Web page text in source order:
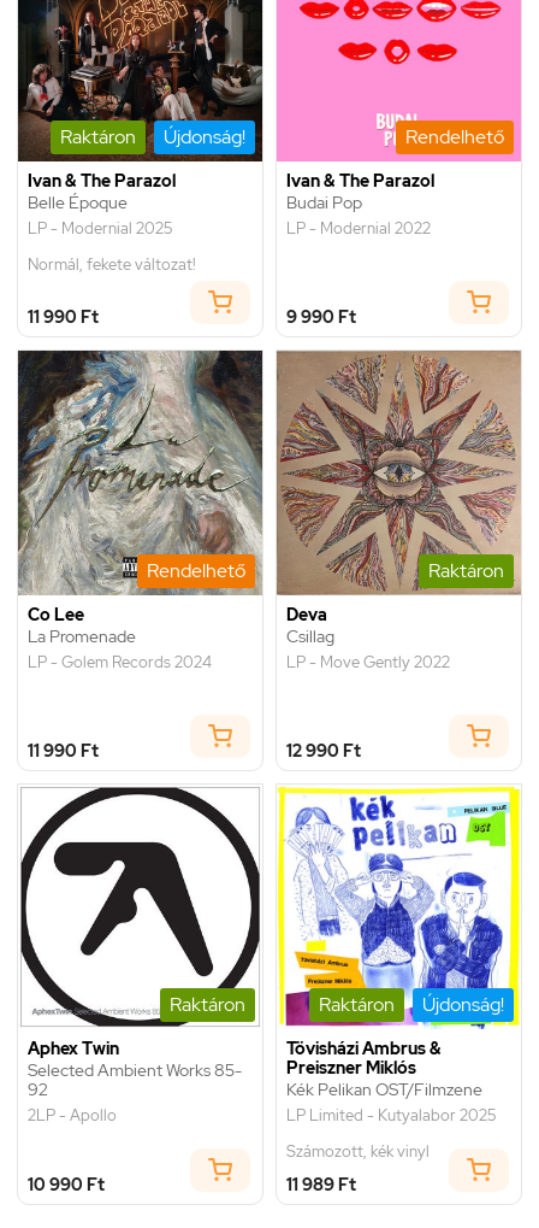
Raktáron Újdonság!
Ivan & The Parazol
Belle Époque
LP - Modernial 2025
Normál, fekete változat!
11 990 Ft
Rendelhető
Ivan & The Parazol
Budai Pop
LP - Modernial 2022
9 990 Ft
Rendelhető
Co Lee
La Promenade
LP - Golem Records 2024
11 990 Ft
Raktáron
Deva
Csillag
LP - Move Gently 2022
12 990 Ft
Raktáron
Aphex Twin
Selected Ambient Works 85-
92
2LP - Apollo
10 990 Ft
Raktáron Újdonság!
Tövisházi Ambrus &
Preiszner Miklós
Kék Pelikan OST/Filmzene
LP Limited - Kutyalabor 2025
Számozott, kék vinyl
11 989 Ft